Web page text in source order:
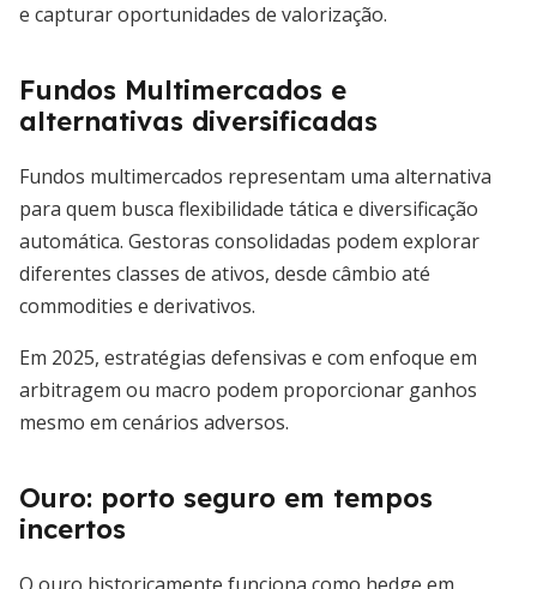
e capturar oportunidades de valorização.
Fundos Multimercados e
alternativas diversificadas
Fundos multimercados representam uma alternativa
para quem busca flexibilidade tática e diversificação
automática. Gestoras consolidadas podem explorar
diferentes classes de ativos, desde câmbio até
commodities e derivativos.
Em 2025, estratégias defensivas e com enfoque em
arbitragem ou macro podem proporcionar ganhos
mesmo em cenários adversos.
Ouro: porto seguro em tempos
incertos